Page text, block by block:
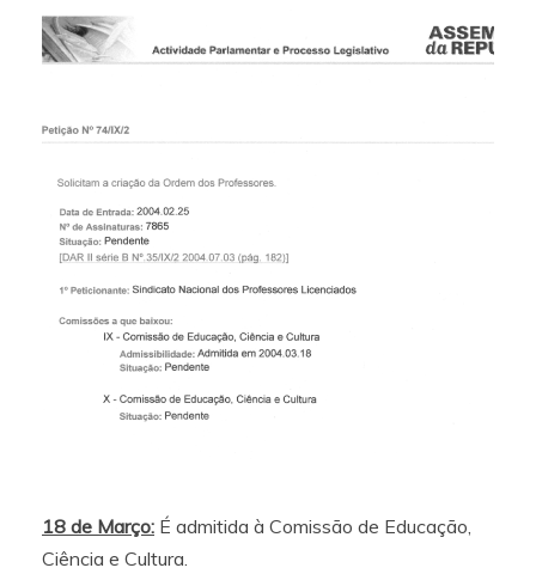
18 de Março: É admitida à Comissão de Educação,
Ciência e Cultura.